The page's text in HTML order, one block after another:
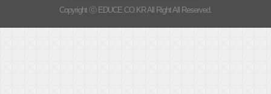
Copyright ⓒ EDUCE.CO.KR All Right All Reserved.